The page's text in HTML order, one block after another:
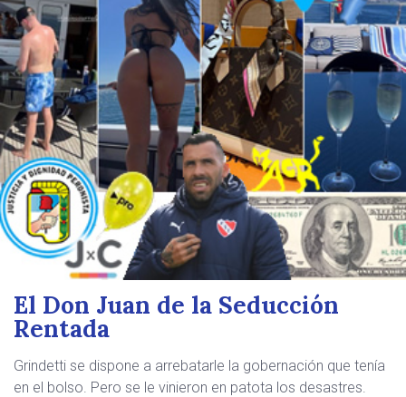
El Don Juan de la Seducción
Rentada
Grindetti se dispone a arrebatarle la gobernación que tenía
en el bolso. Pero se le vinieron en patota los desastres.